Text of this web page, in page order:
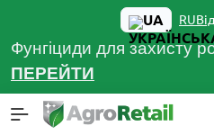
UA RU
Фунгіциди для захисту
ПЕРЕЙТИ